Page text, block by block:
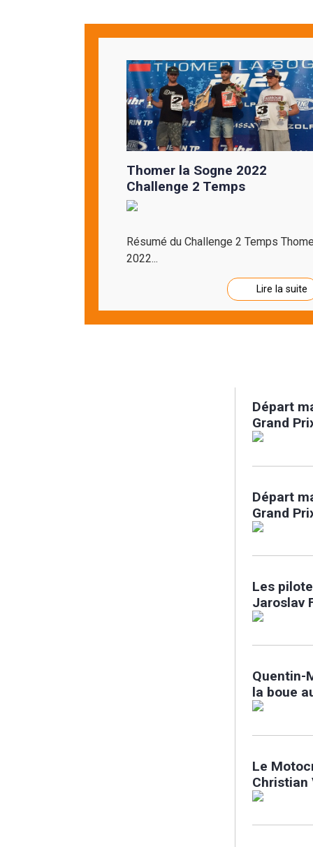
Thomer la Sogne 2022
Challenge 2 Temps
Résumé du Challenge 2 Temps
2022...
Lire la suite
Départ
Grand
Départ
Grand
Les
Jaroslav
Quentin-
la boue
Le
Christian